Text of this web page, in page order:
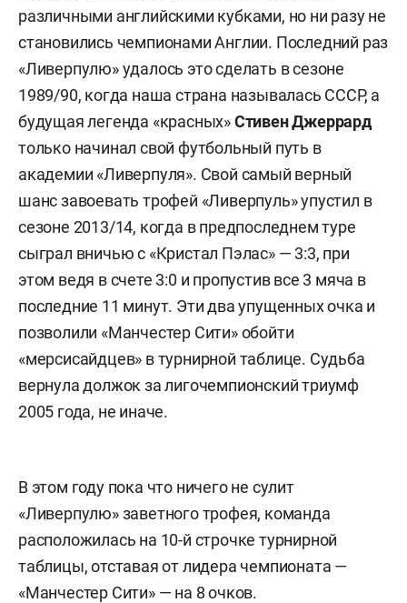
различными английскими кубками, но ни разу не
становились чемпионами Англии. Последний раз
«Ливерпулю» удалось это сделать в сезоне
1989/90, когда наша страна называлась СССР, а
будущая легенда «красных»Стивен Джеррард
только начинал свой футбольный путь в
академии «Ливерпуля». Свой самый верный
шанс завоевать трофей «Ливерпуль» упустил в
сезоне 2013/14, когда в предпоследнем туре
сыграл вничью с «Кристал Пэлас» — 3:3, при
этом ведя в счете 3:0 и пропустив все 3 мяча в
последние 11 минут. Эти два упущенных очка и
позволили «Манчестер Сити» обойти
«мерсисайдцев» в турнирной таблице. Судьба
вернула должок за лигочемпионский триумф
2005 года, не иначе.
В этом году пока что ничего не сулит
«Ливерпулю» заветного трофея, команда
расположилась на 10-й строчке турнирной
таблицы, отставая от лидера чемпионата —
«Манчестер Сити» — на 8 очков.